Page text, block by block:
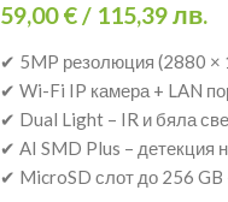
59,00€/ 115,39 лв.
✔ 5MP резолюция (2880 ×
✔ Wi-Fi IP камера + LAN
✔ Dual Light – IR и бяла
✔ AI SMD Plus – детекция
✔ MicroSD слот до 256 GB